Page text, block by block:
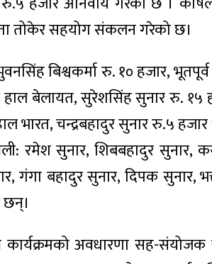
तोकेर सहयोग संकलन गरेको छ।
बिश्वकर्मा रु. १० हजार, भूतपूर्व
बेलायत, सुरेशसिंह सुनार रु. १५
भारत, चन्द्रबहादुर सुनार रु.५
रमेश सुनार, शिबबहादुर सुनार,
गंगा बहादुर सुनार, दिपक सुनार,
अवधारणा सह-